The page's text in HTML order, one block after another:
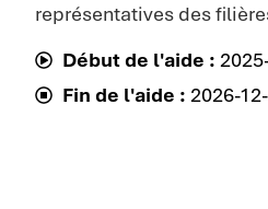
représentatives des
Début de l'aide :
Fin de l'aide : 2026-